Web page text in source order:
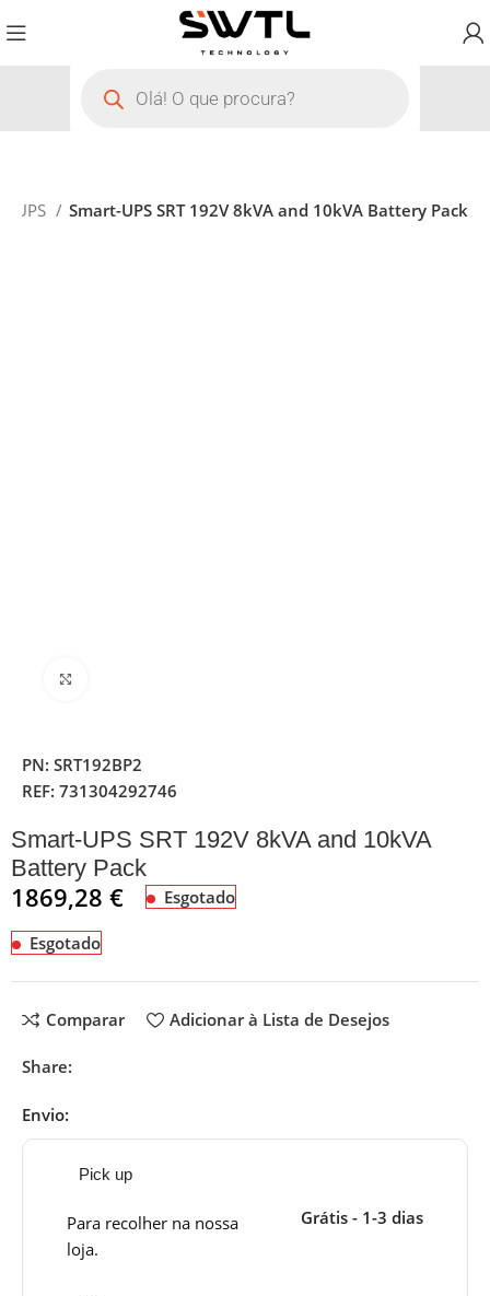
UPS Smart-UPS SRT 192V 8kVA and 10kVA Battery Pack
PN:SRT192BP2
REF:731304292746
Smart-UPS SRT 192V 8kVA and 10kVA
Battery Pack
1869,28€ Esgotado
Esgotado
Comparar Adicionar à Lista de Desejos
Share:
Envio:
Pick up
Para recolher na nossa
loja.
Grátis - 1-3 dias